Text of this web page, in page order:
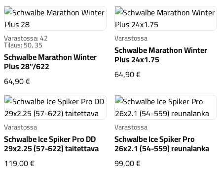
Varastossa: 42
Tilaus: 50, 35
Schwalbe Marathon Winter
Plus 28"/622
64,90 €Schwalbe Marathon Winter Plus 28"/622
Varastossa
Schwalbe Marathon Winter
Plus 24x1.75
64,90 €Schwalbe Marathon
Varastossa
Schwalbe Ice Spiker Pro DD
29x2.25 (57-622) taitettava
119,00 €Schwalbe Ice Spiker Pro DD 29x2.25 (57-622)
Varastossa
Schwalbe Ice Spiker Pro
26x2.1 (54-559) reunalanka
99,00 €Schwalbe Ice Spiker